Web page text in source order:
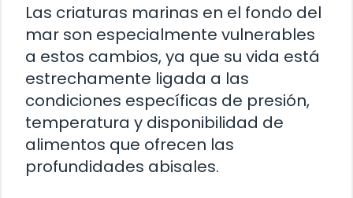
Las criaturas marinas en el fondo del
mar son especialmente vulnerables
a estos cambios, ya que su vida está
estrechamente ligada a las
condiciones específicas de presión,
temperatura y disponibilidad de
alimentos que ofrecen las
profundidades abisales.